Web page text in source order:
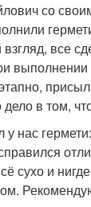
со
все
дело в том,
у нас
сухо и